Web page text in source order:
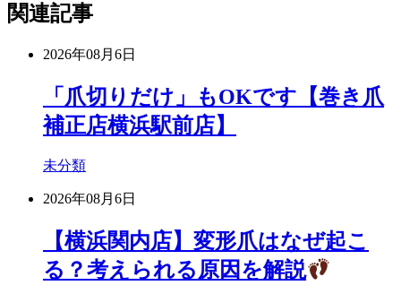
関連記事
2026年08月6日
「爪切りだけ」もOKです【巻き爪
補正店横浜駅前店】
未分類
2026年08月6日
【横浜関内店】変形爪はなぜ起こ
る？考えられる原因を解説